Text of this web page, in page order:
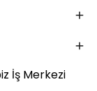
İş Merkezi